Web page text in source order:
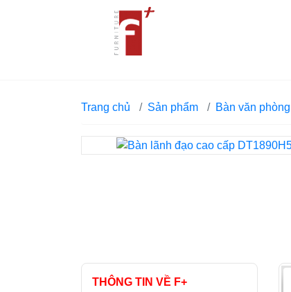
Trang chủ Sản phẩm Bàn văn phòng
THÔNG TIN VỀ F+